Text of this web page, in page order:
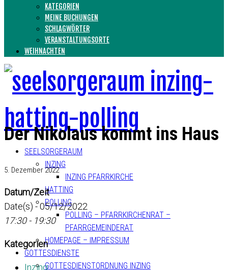
KATEGORIEN
MEINE BUCHUNGEN
SCHLAGWÖRTER
VERANSTALTUNGSORTE
WEIHNACHTEN
SEELSORGERAUM
INZING
INZING PFARRKIRCHE
HATTING
POLLING
POLLING – PFARRKIRCHENRAT –
PFARRGEMEINDERAT
HOMEPAGE – IMPRESSUM
GOTTESDIENSTE
GOTTESDIENSTORDNUNG INZING
Der Nikolaus kommt ins Haus
5. Dezember 2022
Datum/Zeit
Date(s) - 05/12/2022
17:30 - 19:30
Kategorien
Inzing